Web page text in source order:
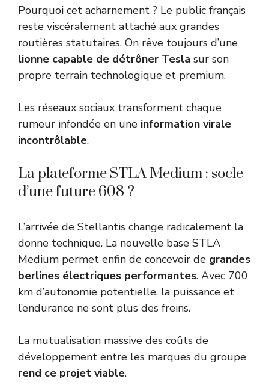
Pourquoi cet acharnement ? Le public français
reste viscéralement attaché aux grandes
routières statutaires. On rêve toujours d’une
lionne capable de détrôner Tesla sur son
propre terrain technologique et premium.
Les réseaux sociaux transforment chaque
rumeur infondée en une information virale
incontrôlable.
La plateforme STLA Medium : socle
d’une future 608 ?
L’arrivée de Stellantis change radicalement la
donne technique. La nouvelle base STLA
Medium permet enfin de concevoir de grandes
berlines électriques performantes. Avec 700
km d’autonomie potentielle, la puissance et
l’endurance ne sont plus des freins.
La mutualisation massive des coûts de
développement entre les marques du groupe
rend ce projet viable.